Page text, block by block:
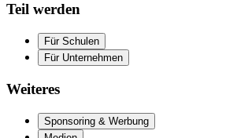
Teil werden
Für Schulen
Für Unternehmen
Weiteres
Sponsoring & Werbung